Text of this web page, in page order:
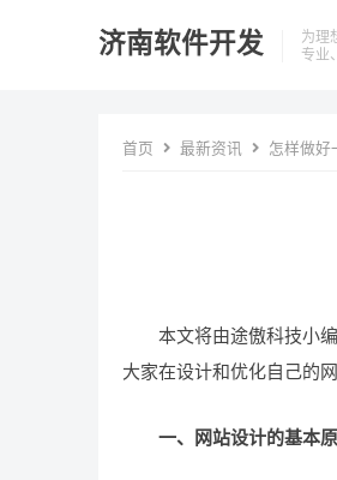
济南软件开发
为理
专业
首页 最新资讯 怎样做好
本文将由途傲科技小编
大家在设计和优化自己的
一、网站设计的基本